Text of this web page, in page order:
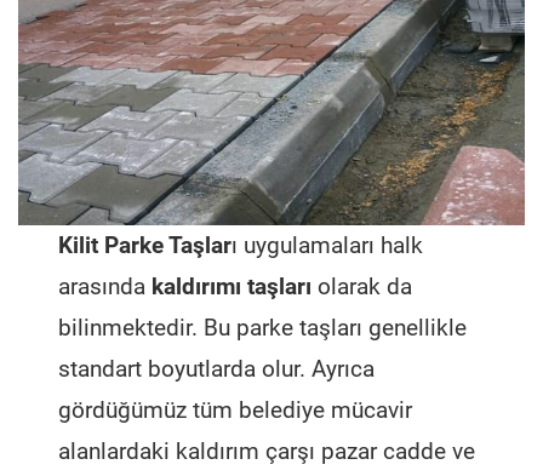
Kilit Parke Taşları uygulamaları halk
arasında kaldırımı taşları olarak da
bilinmektedir. Bu parke taşları genellikle
standart boyutlarda olur. Ayrıca
gördüğümüz tüm belediye mücavir
alanlardaki kaldırım çarşı pazar cadde ve